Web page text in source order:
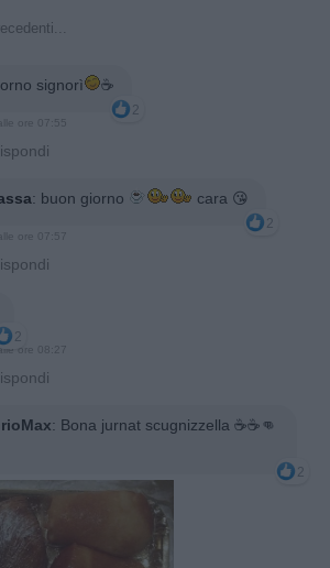
signorì ☕️
2
ore 07:55
: buon giorno cara 😘
2
ore 07:57
2
ore 08:27
: Bona jurnat scugnizzella ☕☕👊
2